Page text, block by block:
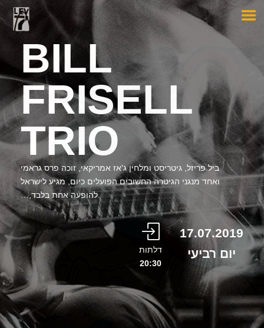
BILL
FRISELL
TRIO
ביל פריזל, גיטריסט ומלחין ג'אז אמריקאי, זוכה פרס גראמי
ואחד מנגני הגיטרה החשובים הפועלים כיום, מגיע לישראל
להופעה אחת בלבד,…
17.07.2019
יום רביעי
דלתות
20:30